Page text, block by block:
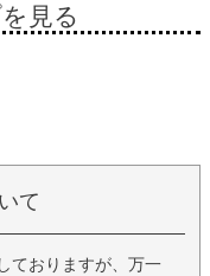
見る
て
ておりますが、万一